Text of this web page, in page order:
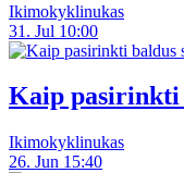
Ikimokyklinukas
31. Jul 10:00
Kaip pasirinkti
Ikimokyklinukas
26. Jun 15:40